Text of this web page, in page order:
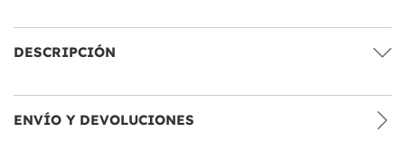
DESCRIPCIÓN
ENVÍO Y DEVOLUCIONES